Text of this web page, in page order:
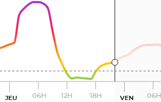
JEU 06H 12H 18H VEN 06H